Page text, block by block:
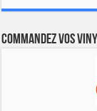
Commandez vos